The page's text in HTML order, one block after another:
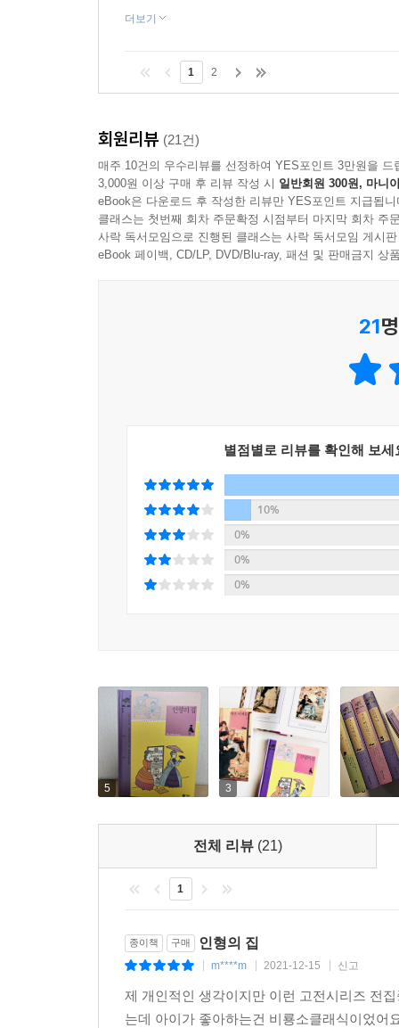
더보기
1 2
회원리뷰 (21건)
매주 10건의 우수리뷰를 선정하여 YES포인트 3만원을 드
3,000원 이상 구매 후 리뷰 작성 시 일반회원 300원, 마니
eBook은 다운로드 후 작성한 리뷰만 YES포인트 지급됩니
클래스는 첫번째 회차 주문확정 시점부터 마지막 회차 주
사락 독서모임으로 진행된 클래스는 사락 독서모임 게시
eBook 페이백, CD/LP, DVD/Blu-ray, 패션 및 판매금지 상
21
별점별로 리뷰를 확인해 보세
10%
0%
0%
0%
5 3
전체 리뷰 (21)
1
종이책 구매 인형의 집
m****m 2021-12-15 신고
제 개인적인 생각이지만 이런 고전시리즈 전
는데 아이가 좋아하는건 비룡소클래식이었어